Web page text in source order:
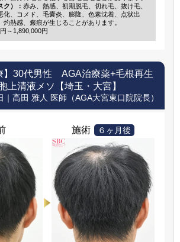
ク）： 赤み、熱感、初期脱毛、切れ毛、抜け毛、
化、コメド、毛嚢炎、膨隆、色素沈着、点状出
灼熱感、瘢痕が生じることがあります。
～1,890,000円
30代男性 AGA治療薬+毛根再生
上清液メソ【埼玉・大宮】
｜高田 雅人 医師（AGA大宮東口院院長）
施術 ６ヶ月後